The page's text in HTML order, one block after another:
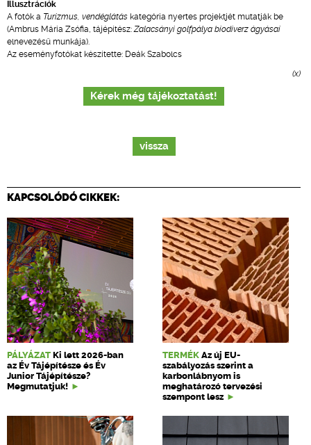
Illusztrációk
A fotók a Turizmus, vendéglátás kategória nyertes projektjét mutatják be
(Ambrus Mária Zsófia, tájépítész:Zalacsányi golfpálya biodiverz ágyásai
elnevezésű munkája).
Az eseményfotókat készítette: Deák Szabolcs
(x)
Kérek még tájékoztatást!
vissza
KAPCSOLÓDÓ CIKKEK:
PÁLYÁZAT Ki lett 2026-ban
az Év Tájépítésze és Év
Junior Tájépítésze?
Megmutatjuk!
TERMÉK Az új EU-
szabályozás szerint a
karbonlábnyom is
meghatározó tervezési
szempont lesz